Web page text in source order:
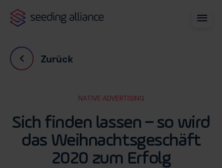
Zurück
NATIVE ADVERTISING
Sich finden lassen – so wird
das Weihnachtsgeschäft
2020 zum Erfolg